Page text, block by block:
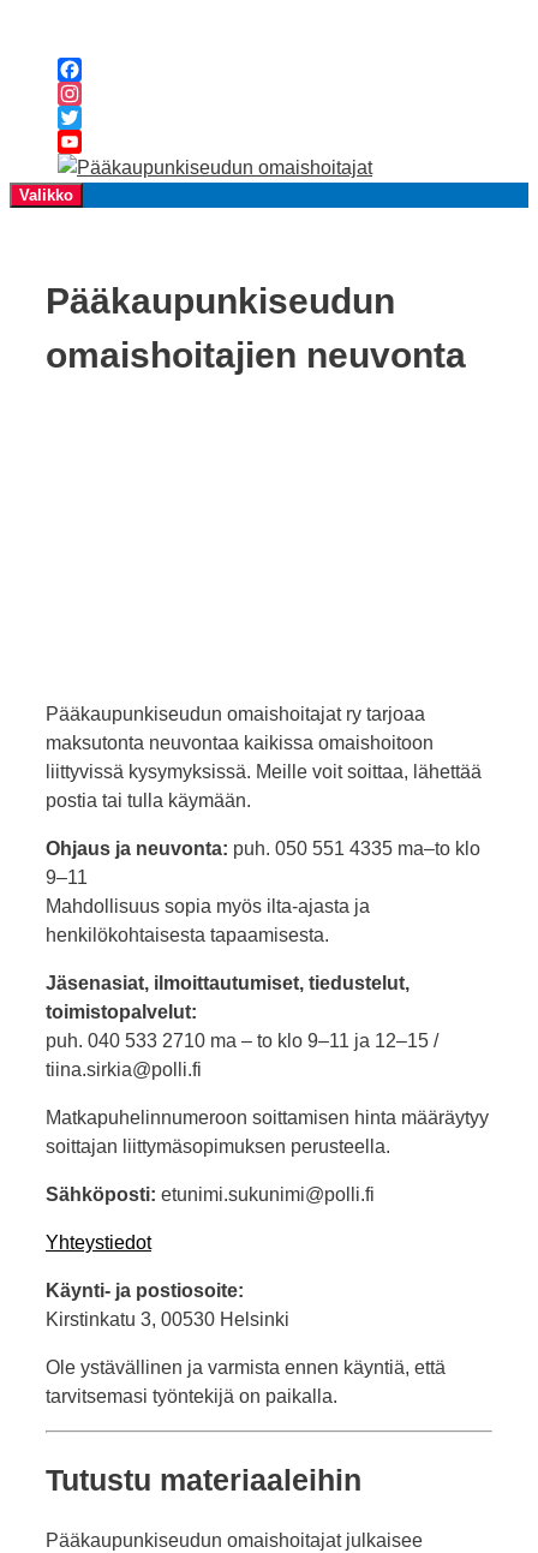
Facebook
Instagram
Twitter
YouTube
Channel
Valikko
Pääkaupunkiseudun
omaishoitajien neuvonta
Pääkaupunkiseudun omaishoitajat ry tarjoaa
maksutonta neuvontaa kaikissa omaishoitoon
liittyvissä kysymyksissä. Meille voit soittaa, lähettää
postia tai tulla käymään.
Ohjaus ja neuvonta: puh. 050 551 4335 ma–to klo
9–11
Mahdollisuus sopia myös ilta-ajasta ja
henkilökohtaisesta tapaamisesta.
Jäsenasiat, ilmoittautumiset, tiedustelut,
toimistopalvelut:
puh. 040 533 2710 ma – to klo 9–11 ja 12–15 /
tiina.sirkia@polli.fi
Matkapuhelinnumeroon soittamisen hinta määräytyy
soittajan liittymäsopimuksen perusteella.
Sähköposti: etunimi.sukunimi@polli.fi
Yhteystiedot
Käynti- ja postiosoite:
Kirstinkatu 3, 00530 Helsinki
Ole ystävällinen ja varmista ennen käyntiä, että
tarvitsemasi työntekijä on paikalla.
Tutustu materiaaleihin
Pääkaupunkiseudun omaishoitajat julkaisee